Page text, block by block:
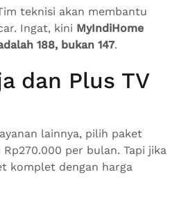
teknisi akan membantu
Ingat, kini MyIndiHome
188, bukan 147.
dan Plus TV
lainnya, pilih paket
per bulan. Tapi jika
komplet dengan harga